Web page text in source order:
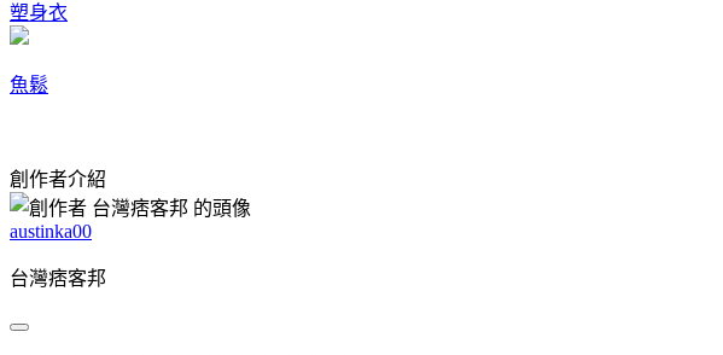
塑身衣
魚鬆
創作者介紹
austinka00
台灣痞客邦